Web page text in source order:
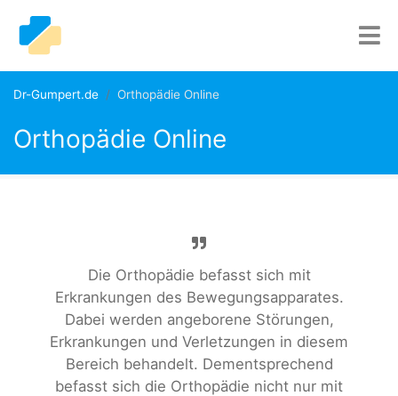
Dr-Gumpert.de Orthopädie Online
Orthopädie Online
Die Orthopädie befasst sich mit
Erkrankungen des Bewegungsapparates.
Dabei werden angeborene Störungen,
Erkrankungen und Verletzungen in diesem
Bereich behandelt. Dementsprechend
befasst sich die Orthopädie nicht nur mit